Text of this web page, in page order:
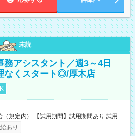
未読
アシスタント／週3～4日
なくスタート◎/厚木店
】試用期間あり 試用期
雇用形態、給与は本採用時と同じです。
あり